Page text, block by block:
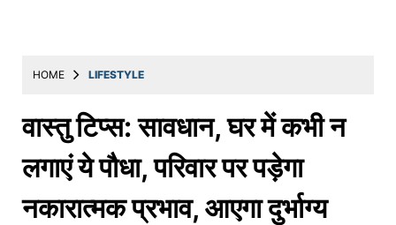
मराठी
बातम्या
मनोरंजन
स्पोर्ट्स
बिझनेस
HOME LIFESTYLE
वास्तु टिप्स: सावधान, घर में कभी न
लगाएं ये पौधा, परिवार पर पड़ेगा
नका रात्मक प्रभाव, आएगा दुर्भाग्य